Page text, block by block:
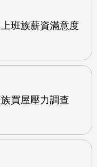
班族薪資滿意度
買屋壓力調查